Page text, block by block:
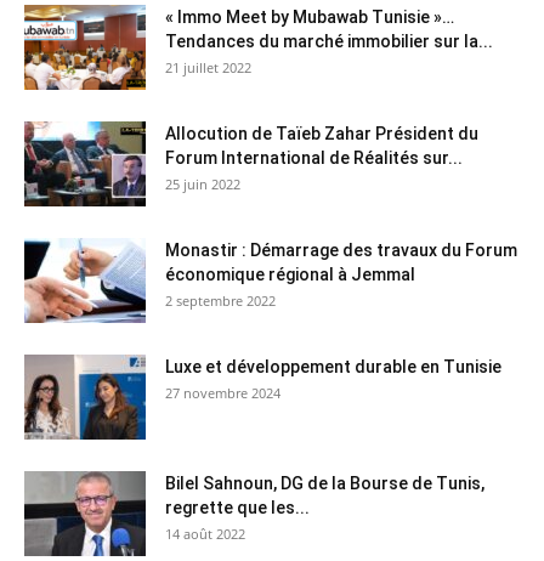
« Immo Meet by Mubawab Tunisie »…
Tendances du marché immobilier sur la...
21 juillet 2022
Allocution de Taïeb Zahar Président du
Forum International de Réalités sur...
25 juin 2022
Monastir : Démarrage des travaux du Forum
économique régional à Jemmal
2 septembre 2022
Luxe et développement durable en Tunisie
27 novembre 2024
Bilel Sahnoun, DG de la Bourse de Tunis,
regrette que les...
14 août 2022